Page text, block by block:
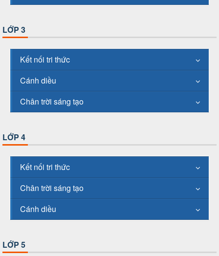
LỚP 3
Kết nối tri thức
Cánh diều
Chân trời sáng tạo
LỚP 4
Kết nối tri thức
Chân trời sáng tạo
Cánh diều
LỚP 5